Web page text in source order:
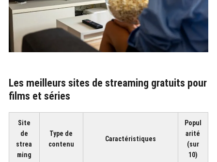
Les meilleurs sites de streaming gratuits pour
films et séries
Site
de
strea
ming
Type de
contenu
Caractéristiques
Popul
arité
(sur
10)